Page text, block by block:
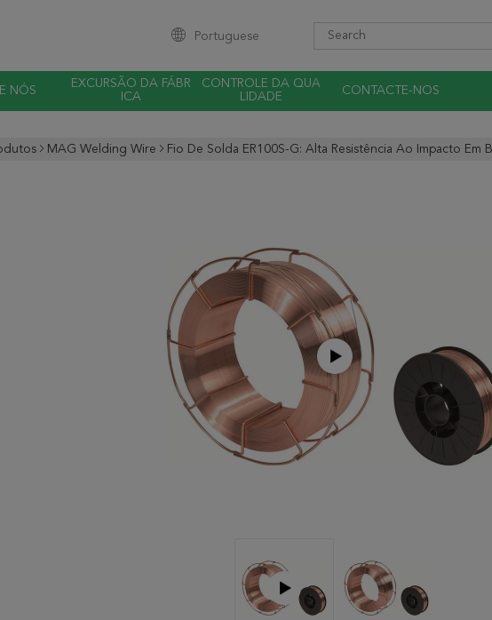
Portuguese
NÓS
EXCURSÃO DA FÁBR
ICA
CONTROLE DA QUA
LIDADE
CONTACTE-NOS
MAG Welding Wire Fio De Solda ER100S-G: Alta Resistência Ao Impacto Em